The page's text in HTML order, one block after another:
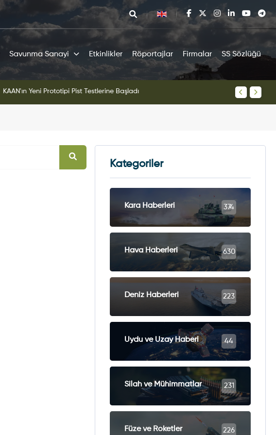
Savunma Sanayi Etkinlikler Röportajlar Firmalar SS Sözlüğü
KAAN'ın Yeni Prototipi Pist Testlerine Başladı KAAN
Kategoriler
Kara Haberleri 374
Hava Haberleri 630
Deniz Haberleri 223
Uydu ve Uzay Haberi 44
Silah ve Mühimmatlar 231
Füze ve Roketler 226